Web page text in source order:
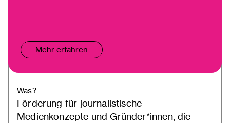
Mehr erfahren
Was?
Förderung für journalistische
Medienkonzepte und Gründer*innen, die